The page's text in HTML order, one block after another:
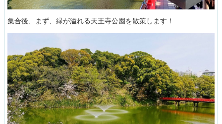
集合後、まず、緑が溢れる天王寺公園を散策します！